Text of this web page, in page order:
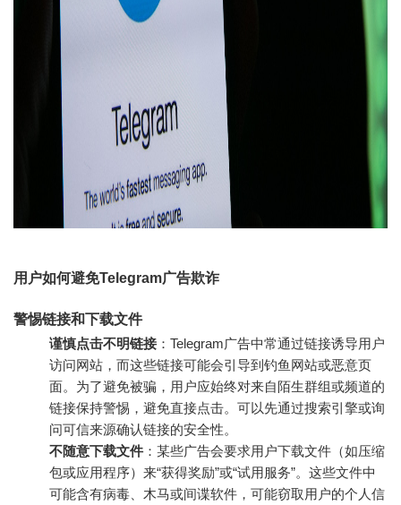
用户如何避免Telegram广告欺诈
警惕链接和下载文件
谨慎点击不明链接 ：Telegram广告中常通过链接诱导用户
访问网站，而这些链接可能会引导到钓鱼网站或恶意页
面。为了避免被骗，用户应始终对来自陌生群组或频道的
链接保持警惕，避免直接点击。可以先通过搜索引擎或询
问可信来源确认链接的安全性。
不随意下载文件 ：某些广告会要求用户下载文件（如压缩
包或应用程序）来“获得奖励”或“试用服务”。这些文件中
可能含有病毒、木马或间谍软件，可能窃取用户的个人信